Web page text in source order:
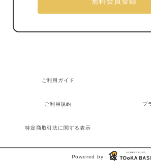
ご利用ガイド
ご利用規約 プ
特定商取引法に関する表示
Powered by